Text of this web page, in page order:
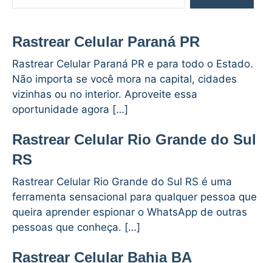
Rastrear Celular Paraná PR
Rastrear Celular Paraná PR e para todo o Estado.
Não importa se você mora na capital, cidades
vizinhas ou no interior. Aproveite essa
oportunidade agora […]
Rastrear Celular Rio Grande do Sul
RS
Rastrear Celular Rio Grande do Sul RS é uma
ferramenta sensacional para qualquer pessoa que
queira aprender espionar o WhatsApp de outras
pessoas que conheça. […]
Rastrear Celular Bahia BA